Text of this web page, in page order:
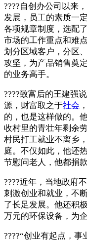
????自创办公司以来
发展，员工的素质一
各项规章制度，选配
市场的工作重点和难
划分区域客户，分区
攻坚，为产品销售奠
的业务高手。
????致富后的王建强
源，财富取之于社会
的，也是这样做的。
收村里的青壮年剩余
村民打工就业不离乡
庭。不仅如此，他还
节慰问老人，他都捐
????近年，当地政府
刺激创业和就业，不
了长足发展。他还积
万元的环保设备，为
????“创业有起点，